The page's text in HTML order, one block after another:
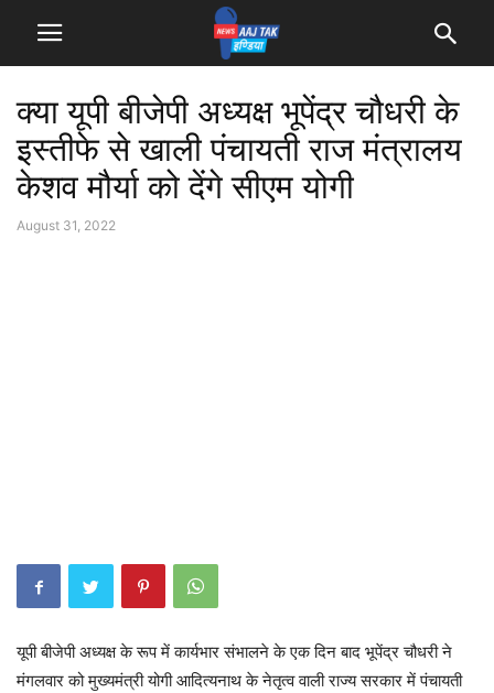
क्या यूपी बीजेपी अध्यक्ष भूपेंद्र चौधरी के
इस्तीफे से खाली पंचायती राज मंत्रालय
केशव मौर्या को देंगे सीएम योगी
August 31, 2022
यूपी बीजेपी अध्यक्ष के रूप में कार्यभार संभालने के एक दिन बाद भूपेंद्र चौधरी ने
मंगलवार को मुख्यमंत्री योगी आदित्यनाथ के नेतृत्व वाली राज्य सरकार में पंचायती